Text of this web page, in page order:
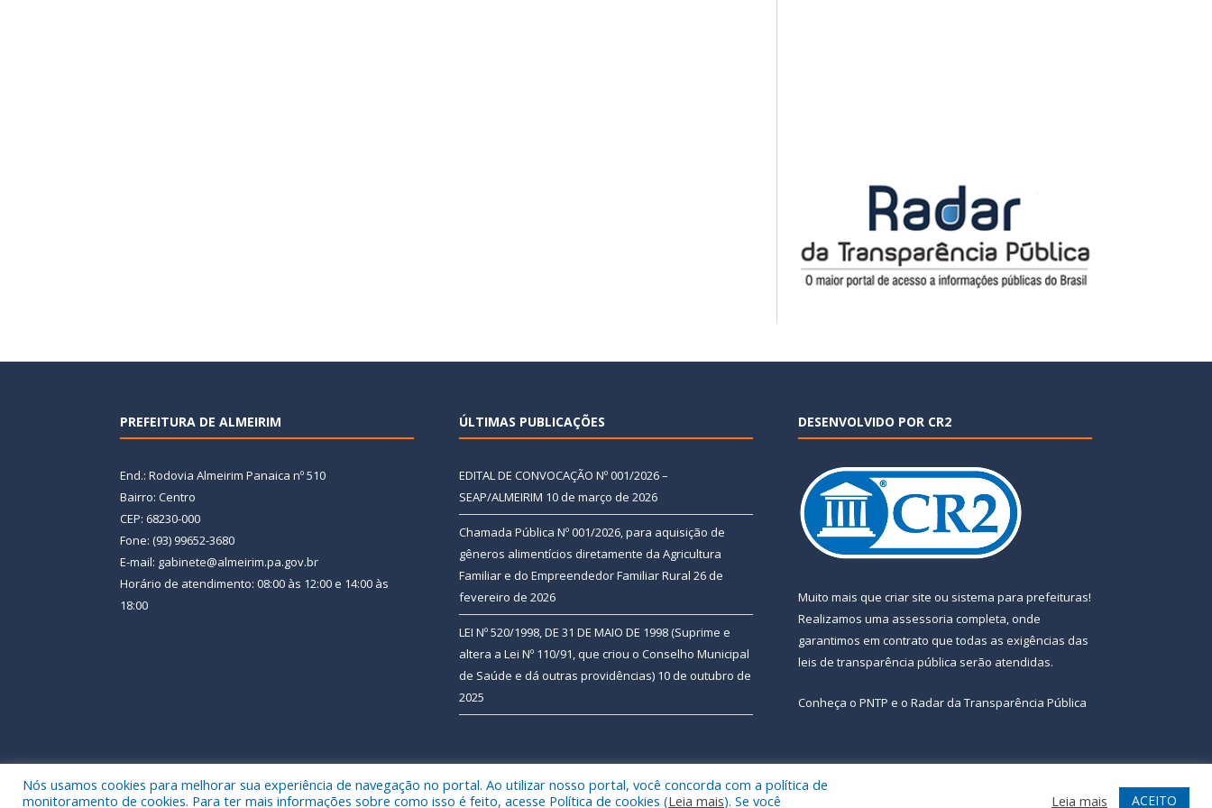
PREFEITURA DE ALMEIRIM
End.: Rodovia Almeirim Panaica nº 510
Bairro: Centro
CEP: 68230-000
Fone: (93) 99652-3680
E-mail: gabinete@almeirim.pa.gov.br
Horário de atendimento: 08:00 às 12:00 e 14:00 às
18:00
ÚLTIMAS PUBLICAÇÕES
EDITAL DE CONVOCAÇÃO Nº 001/2026 –
SEAP/ALMEIRIM 10 de março de 2026
Chamada Pública Nº 001/2026, para aquisição de
gêneros alimentícios diretamente da Agricultura
Familiar e do Empreendedor Familiar Rural 26 de
fevereiro de 2026
LEI Nº 520/1998, DE 31 DE MAIO DE 1998 (Suprime e
altera a Lei Nº 110/91, que criou o Conselho Municipal
de Saúde e dá outras providências) 10 de outubro de
2025
DESENVOLVIDO POR CR2
Muito mais que criar site ou sistema para prefeituras!
Realizamos uma assessoria completa, onde
garantimos em contrato que todas as exigências das
leis de transparência pública serão atendidas.
Conheça o PNTP e o Radar da Transparência Pública
Todos os direitos reservados a Prefeitura Municipal de Almeirim. Mapa do Site Acessar Webmail
Nós usamos cookies para melhorar sua experiência de navegação no portal. Ao utilizar nosso portal, você concorda com a política de
monitoramento de cookies. Para ter mais informações sobre como isso é feito, acesse Política de cookies (Leia mais). Se você Leia mais ACEITO